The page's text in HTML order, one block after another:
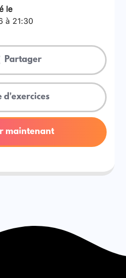
le
à 21:30
Partager
d'exercices
maintenant